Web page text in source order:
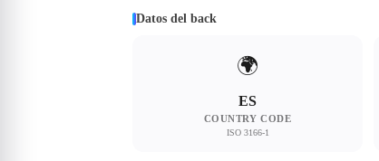
Datos del back
🌍
ES
COUNTRY CODE
ISO 3166-1